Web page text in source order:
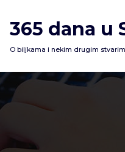
na
sadržaj
365 dana u
O biljkama i nekim drugim